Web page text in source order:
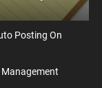
Posting On